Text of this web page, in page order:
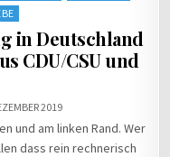
in Deutschland
CDU/CSU und
2019
und am linken Rand. Wer
dass rein rechnerisch